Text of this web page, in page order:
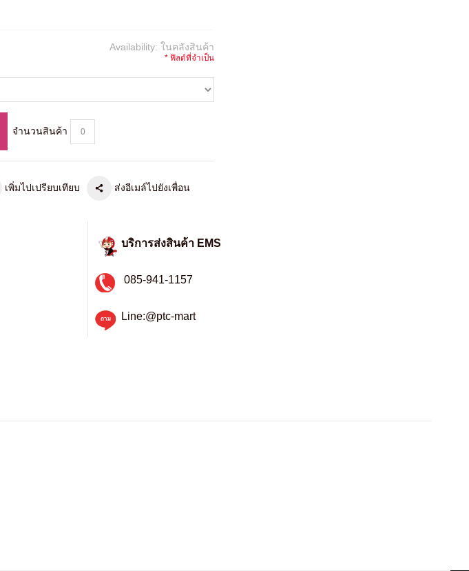
Availability:ในคลังสินค้า
* ฟิลด์ที่จำเป็น
จำนวนสินค้า
เพิ่มไปเปรียบเทียบ ส่งอีเมล์ไปยังเพื่อน
บริการส่งสินค้า EMS
085-941-1157
Line:@ptc-mart